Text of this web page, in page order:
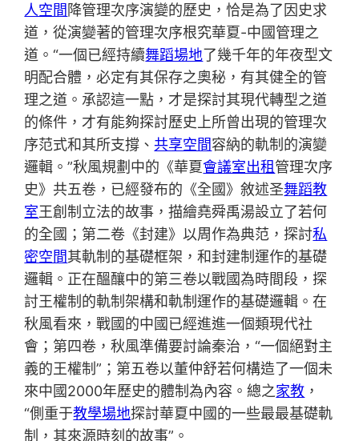
人空間 降管理次序演變的歷史，恰是為了因史求
道，從演變著的管理次序根究華夏-中國管理之
道。“一個已經持續舞蹈場地了幾千年的年夜型文
明配合體，必定有其保存之奧秘，有其健全的管
理之道。承認這一點，才是探討其現代轉型之道
的條件，才有能夠探討歷史上所曾出現的管理次
序范式和其所支撐、共享空間容納的軌制的演變
邏輯。”秋風規劃中的《華夏會議室出租管理次序
史》共五卷，已經發布的《全國》敘述圣舞蹈教
室王創制立法的故事，描繪堯舜禹湯設立了若何
的全國；第二卷《封建》以周作為典范，探討私
密空間其軌制的基礎框架，和封建制運作的基礎
邏輯。正在醞釀中的第三卷以戰國為時間段，探
討王權制的軌制架構和軌制運作的基礎邏輯。在
秋風看來，戰國的中國已經進進一個類現代社
會；第四卷，秋風準備要討論秦治，“一個絕對主
義的王權制”；第五卷以董仲舒若何構造了一個未
來中國2000年歷史的體制為內容。總之家教 ，
“側重于教學場地探討華夏中國的一些最最基礎軌
制，其來源時刻的故事”。